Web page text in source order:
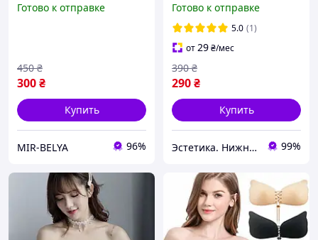
бюстгальтер Push-Up
Готово к отправке
300₴
450 ₴
Купить
MIR-BELYA 96%
ліфчик для глубокого
декольте
Готово к отправке
5.0 (1)
от29₴/мес
290₴
390 ₴
Купить
Эстетика. Нижнее белье. 99%